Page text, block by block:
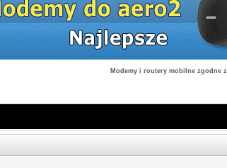
Modemy i routery mobilne zgodne